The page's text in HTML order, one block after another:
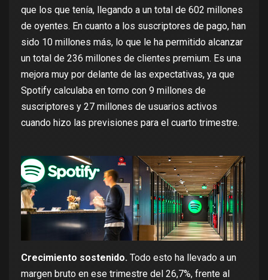
que los que tenía, llegando a un total de 602 millones
de oyentes. En cuanto a los suscriptores de pago, han
sido 10 millones más, lo que le ha permitido alcanzar
un total de 236 millones de clientes premium. Es una
mejora muy por delante de las expectativas, ya que
Spotify calculaba en torno con 9 millones de
suscriptores y 27 millones de usuarios activos
cuando hizo las previsiones para el cuarto trimestre.
Crecimiento sostenido. Todo esto ha llevado a un
margen bruto en ese trimestre del 26,7%, frente al